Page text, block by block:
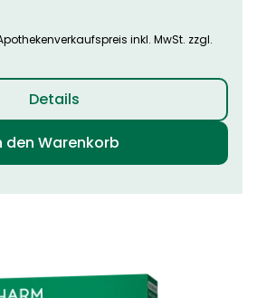
inkl. MwSt. zzgl.
Details
den Warenkorb